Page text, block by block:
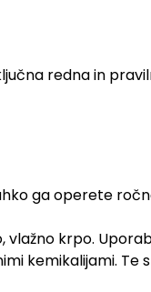
redna in
ga operete
vlažno krpo.
kemikalijami.